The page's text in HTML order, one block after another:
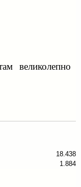
великолепно
18.438
1.884